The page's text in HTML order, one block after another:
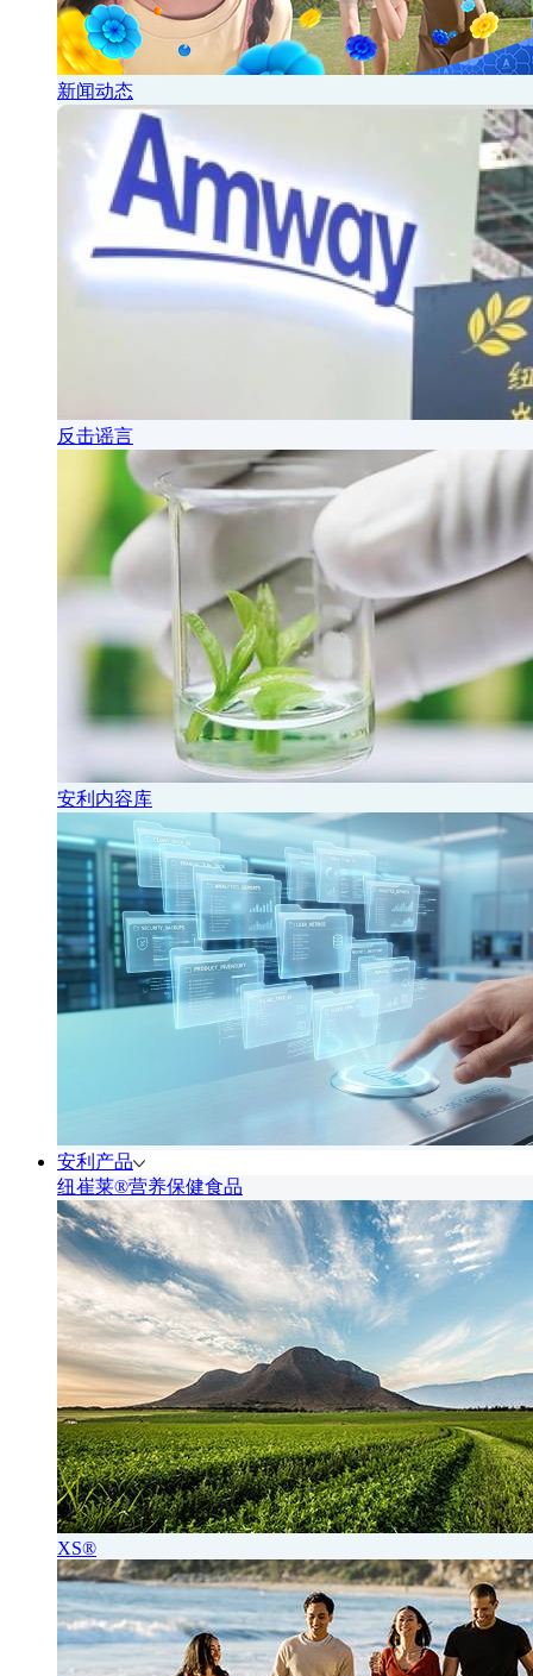
新闻动态
反击谣言
安利内容库
安利产品
纽崔莱®营养保健食品
XS®